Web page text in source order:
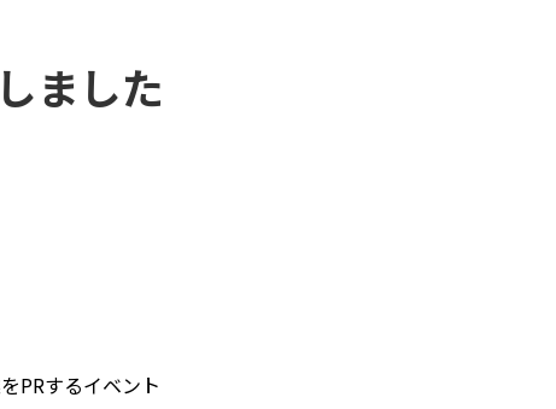
者対象
ました
PRするイベント